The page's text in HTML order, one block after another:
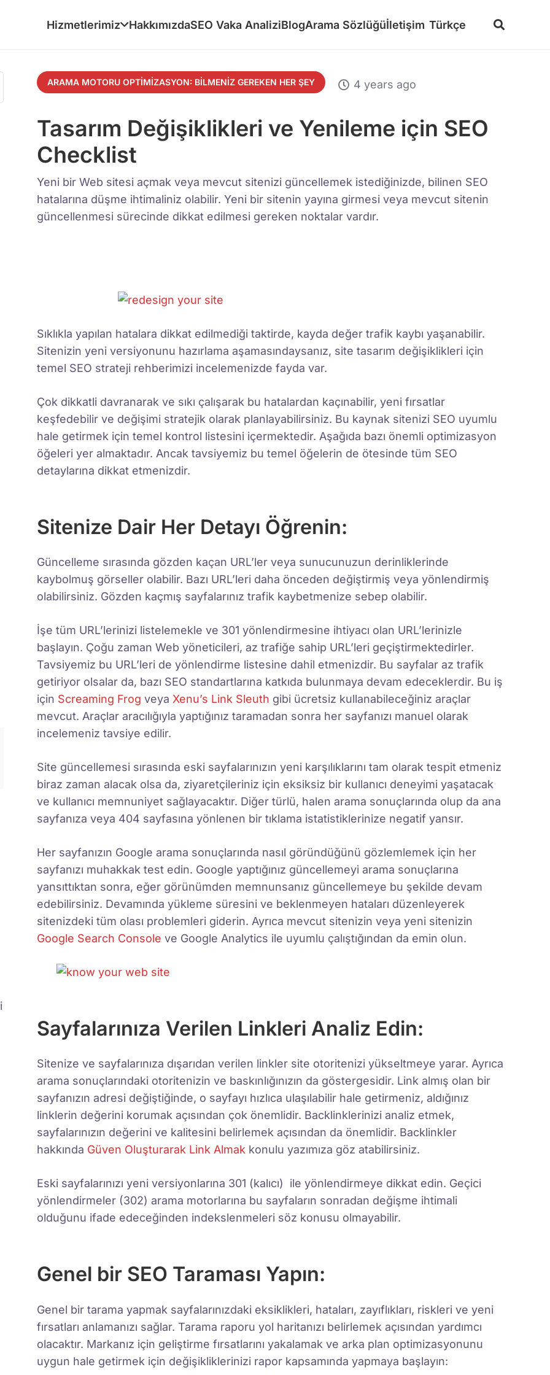
Hizmetlerimiz HakkımızdaSEO Vaka AnaliziBlogArama Sözlüğüİletişim Türkçe
ARAMA MOTORU OPTIMIZASYON: BILMENIZ GEREKEN HER ŞEY 4 years ago
Tasarım Değişiklikleri ve Yenileme için SEO
Checklist
Yeni bir Web sitesi açmak veya mevcut sitenizi güncellemek istediğinizde, bilinen SEO
hatalarına düşme ihtimaliniz olabilir. Yeni bir sitenin yayına girmesi veya mevcut sitenin
güncellenmesi sürecinde dikkat edilmesi gereken noktalar vardır.
Sıklıkla yapılan hatalara dikkat edilmediği taktirde, kayda değer trafik kaybı yaşanabilir.
Sitenizin yeni versiyonunu hazırlama aşamasındaysanız, site tasarım değişiklikleri için
temel SEO strateji rehberimizi incelemenizde fayda var.
Çok dikkatli davranarak ve sıkı çalışarak bu hatalardan kaçınabilir, yeni fırsatlar
keşfedebilir ve değişimi stratejik olarak planlayabilirsiniz. Bu kaynak sitenizi SEO uyumlu
hale getirmek için temel kontrol listesini içermektedir. Aşağıda bazı önemli optimizasyon
öğeleri yer almaktadır. Ancak tavsiyemiz bu temel öğelerin de ötesinde tüm SEO
detaylarına dikkat etmenizdir.
Sitenize Dair Her Detayı Öğrenin:
Güncelleme sırasında gözden kaçan URL’ler veya sunucunuzun derinliklerinde
kaybolmuş görseller olabilir. Bazı URL’leri daha önceden değiştirmiş veya yönlendirmiş
olabilirsiniz. Gözden kaçmış sayfalarınız trafik kaybetmenize sebep olabilir.
İşe tüm URL’lerinizi listelemekle ve 301 yönlendirmesine ihtiyacı olan URL’lerinizle
başlayın. Çoğu zaman Web yöneticileri, az trafiğe sahip URL’leri geçiştirmektedirler.
Tavsiyemiz bu URL’leri de yönlendirme listesine dahil etmenizdir. Bu sayfalar az trafik
getiriyor olsalar da, bazı SEO standartlarına katkıda bulunmaya devam edeceklerdir. Bu iş
için Screaming Frog veya Xenu’s Link Sleuth gibi ücretsiz kullanabileceğiniz araçlar
mevcut. Araçlar aracılığıyla yaptığınız taramadan sonra her sayfanızı manuel olarak
incelemeniz tavsiye edilir.
Site güncellemesi sırasında eski sayfalarınızın yeni karşılıklarını tam olarak tespit etmeniz
biraz zaman alacak olsa da, ziyaretçileriniz için eksiksiz bir kullanıcı deneyimi yaşatacak
ve kullanıcı memnuniyet sağlayacaktır. Diğer türlü, halen arama sonuçlarında olup da ana
sayfanıza veya 404 sayfasına yönlenen bir tıklama istatistiklerinize negatif yansır.
Her sayfanızın Google arama sonuçlarında nasıl göründüğünü gözlemlemek için her
sayfanızı muhakkak test edin. Google yaptığınız güncellemeyi arama sonuçlarına
yansıttıktan sonra, eğer görünümden memnunsanız güncellemeye bu şekilde devam
edebilirsiniz. Devamında yükleme süresini ve beklenmeyen hataları düzenleyerek
sitenizdeki tüm olası problemleri giderin. Ayrıca mevcut sitenizin veya yeni sitenizin
Google Search Console ve Google Analytics ile uyumlu çalıştığından da emin olun.
Sayfalarınıza Verilen Linkleri Analiz Edin:
Sitenize ve sayfalarınıza dışarıdan verilen linkler site otoritenizi yükseltmeye yarar. Ayrıca
arama sonuçlarındaki otoritenizin ve baskınlığınızın da göstergesidir. Link almış olan bir
sayfanızın adresi değiştiğinde, o sayfayı hızlıca ulaşılabilir hale getirmeniz, aldığınız
linklerin değerini korumak açısından çok önemlidir. Backlinklerinizi analiz etmek,
sayfalarınızın değerini ve kalitesini belirlemek açısından da önemlidir. Backlinkler
hakkında Güven Oluşturarak Link Almak konulu yazımıza göz atabilirsiniz.
Eski sayfalarınızı yeni versiyonlarına 301 (kalıcı) ile yönlendirmeye dikkat edin. Geçici
yönlendirmeler (302) arama motorlarına bu sayfaların sonradan değişme ihtimali
olduğunu ifade edeceğinden indekslenmeleri söz konusu olmayabilir.
Genel bir SEO Taraması Yapın:
Genel bir tarama yapmak sayfalarınızdaki eksiklikleri, hataları, zayıflıkları, riskleri ve yeni
fırsatları anlamanızı sağlar. Tarama raporu yol haritanızı belirlemek açısından yardımcı
olacaktır. Markanız için geliştirme fırsatlarını yakalamak ve arka plan optimizasyonunu
uygun hale getirmek için değişikliklerinizi rapor kapsamında yapmaya başlayın: